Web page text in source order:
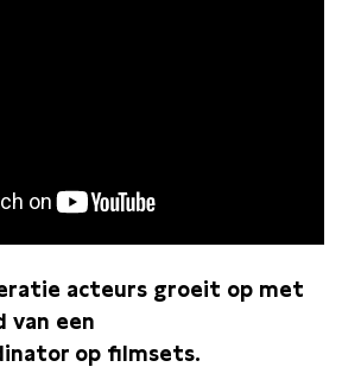
acteurs groeit op met
van een
op filmsets.